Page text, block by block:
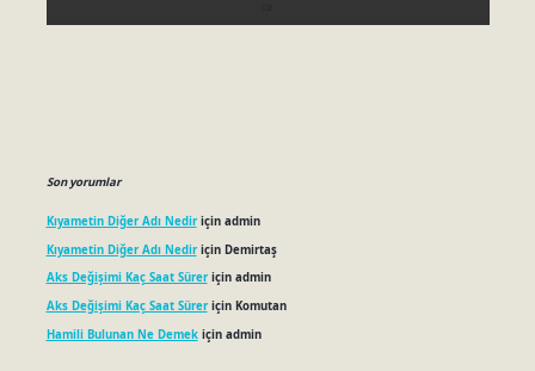
Son yorumlar
Kıyametin Diğer Adı Nediriçin admin
Kıyametin Diğer Adı Nediriçin Demirtaş
Aks Değişimi Kaç Saat Süreriçin admin
Aks Değişimi Kaç Saat Süreriçin Komutan
Hamili Bulunan Ne Demekiçin admin